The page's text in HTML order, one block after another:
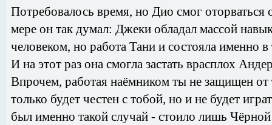
Потребовалось время, но Дио смог оторваться
мере он так думал: Джеки обладал массой
человеком, но работа Тани и состояла именно
И на этот раз она смогла застать врасплох
Впрочем, работая наёмником ты не защищен от
только будет честен с тобой, но и не будет
был именно такой случай - стоило лишь